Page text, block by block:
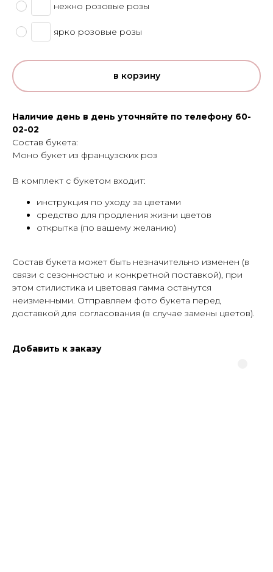
нежно розовые розы
ярко розовые розы
в корзину
Наличие день в день уточняйте по телефону 60-
02-02
Состав букета:
Моно букет из французских роз
В комплект с букетом входит:
инструкция по уходу за цветами
средство для продления жизни цветов
открытка (по вашему желанию)
Cостав букета может быть незначительно изменен (в
связи с сезонностью и конкретной поставкой), при
этом стилистика и цветовая гамма останутся
неизменными. Отправляем фото букета перед
доставкой для согласования (в случае замены цветов).
Добавить к заказу